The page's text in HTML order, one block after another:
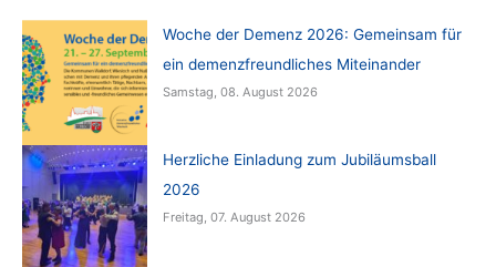
Woche der Demenz 2026: Gemeinsam für
ein demenzfreundliches Miteinander
Samstag, 08. August 2026
Herzliche Einladung zum Jubiläumsball
2026
Freitag, 07. August 2026